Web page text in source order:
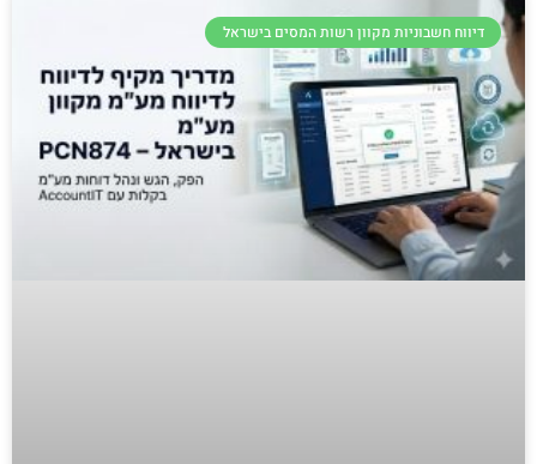
דיווח חשבוניות מקוון רשות המסים בישראל